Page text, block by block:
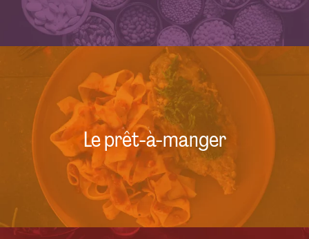
Le prêt-à-manger